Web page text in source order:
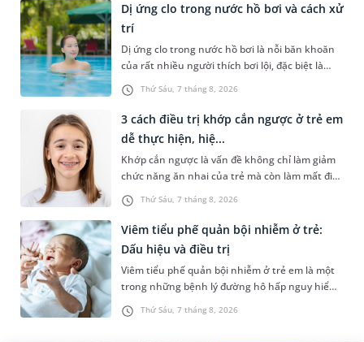
Thứ Sáu, 7 tháng 8, 2026
Dị ứng clo trong nước hồ bơi và cách xử
trí
Dị ứng clo trong nước hồ bơi là nỗi băn khoăn
của rất nhiều người thích bơi lội, đặc biệt là
những trường hợp thường xuyên bơi ở những
hồ bơi nhân tạo. Bài v...
Thứ Sáu, 7 tháng 8, 2026
3 cách điều trị khớp cắn ngược ở trẻ em
dễ thực hiện, hiệ...
Khớp cắn ngược là vấn đề không chỉ làm giảm
chức năng ăn nhai của trẻ mà còn làm mất đi
sự cân đối của khuôn mặt. Do đó, cần khắc
phục sớm tình trạng này để...
Thứ Sáu, 7 tháng 8, 2026
Viêm tiểu phế quản bội nhiễm ở trẻ:
Dấu hiệu và điều trị
Viêm tiểu phế quản bội nhiễm ở trẻ em là một
trong những bệnh lý đường hô hấp nguy hiểm,
thường bùng phát vào thời điểm giao mùa. Khi
những tổn thương ban đầ...